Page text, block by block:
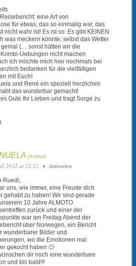
eine Art von
für etwas, das so einmalig war, das
nicht wahr ist! Es ist so: Es gibt KEINEN
was meckern könnte, selbst das Wetter
(… sonst hätten wir die
Uebungen nicht machen
ich möchte mich hier nochmals bei
bedanken für die vielfältigen
mit Euch!
und René ein speziell herzlichen
das wunderbar gemacht!
Gute Ihr Lieben und tragt Sorge zu
2012 at 12:21 • Antworten
Ruedi,
uns, wie immer, eine Freude dich
gehabt zu haben! Wir sind gerade
10 Jahre ALMOTO
zurück und einer der
war am Freitag Abend der
über Norwegen, ein Bericht
wunderbarer Bilder und
wo die Emotionen mal
gekocht haben 🙂
dir noch eine wunderbare
und bis bald!!!